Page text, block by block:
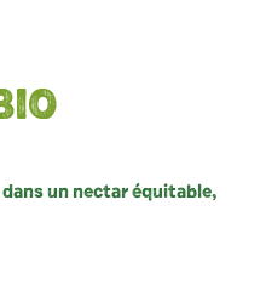
un nectar équitable,